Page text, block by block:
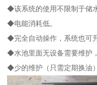
◆该系统的使用不限制于储
◆电能消耗低。
◆完全自动操作，系统也可
◆水池里面无设备需要维护
◆少的维护（只需定期换油